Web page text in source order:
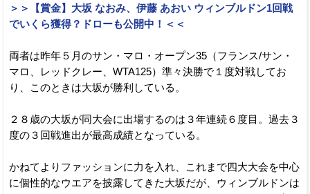
＞＞【賞金】大坂 なおみ、伊藤 あおい ウィンブルドン1回戦
でいくら獲得？ドローも公開中！＜＜
両者は昨年５月のサン・マロ・オープン35（フランス/サン・
マロ、レッドクレー、WTA125）準々決勝で１度対戦してお
り、このときは大坂が勝利している。
２８歳の大坂が同大会に出場するのは３年連続６度目。過去３
度の３回戦進出が最高成績となっている。
かねてよりファッションに力を入れ、これまで四大大会を中心
に個性的なウエアを披露してきた大坂だが、ウィンブルドンは